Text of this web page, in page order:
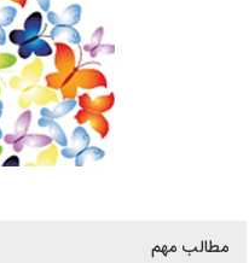
مطالب مهم